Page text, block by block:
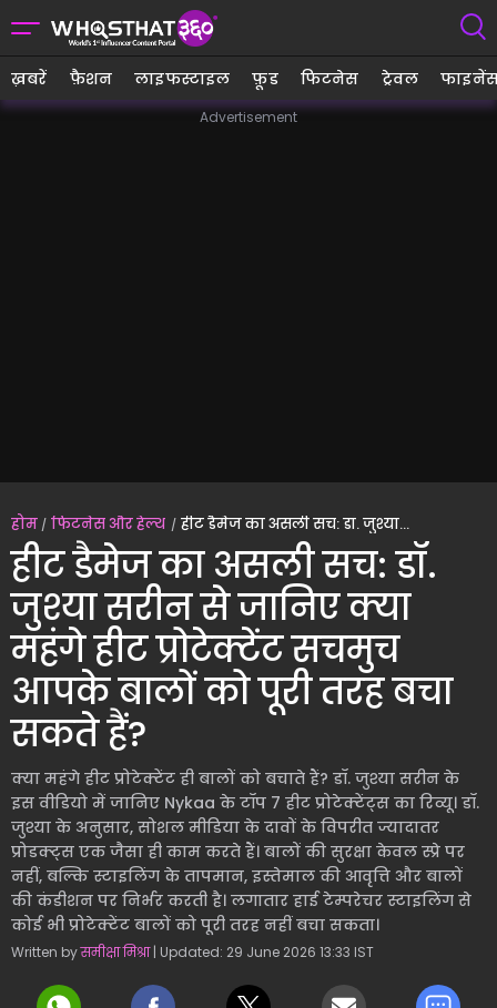
ख़बरें फ़ैशन लाइफस्टाइल फ़ूड फिटनेस ट्रेवल
Advertisement
होम फिटनेस और हेल्थ हीट डैमेज का असली सच: डॉ. जुश्या सरीन से जानिए क्या महंगे हीट प्रोटेक्टेंट सचमुच आपके बालों को पूरी तरह बचा सकते हैं?
हीट डैमेज का असली सच: डॉ.
जुश्या सरीन से जानिए क्या
महंगे हीट प्रोटेक्टेंट सचमुच
आपके बालों को पूरी तरह बचा
सकते हैं?
क्या महंगे हीट प्रोटेक्टेंट ही बालों को बचाते हैं? डॉ. जुश्या सरीन के
इस वीडियो में जानिए Nykaa के टॉप 7 हीट प्रोटेक्टेंट्स का रिव्यू। डॉ.
जुश्या के अनुसार, सोशल मीडिया के दावों के विपरीत ज्यादातर
प्रोडक्ट्स एक जैसा ही काम करते हैं। बालों की सुरक्षा केवल स्प्रे पर
नहीं, बल्कि स्टाइलिंग के तापमान, इस्तेमाल की आवृत्ति और बालों
की कंडीशन पर निर्भर करती है। लगातार हाई टेम्परेचर स्टाइलिंग से
कोई भी प्रोटेक्टेंट बालों को पूरी तरह नहीं बचा सकता।
Written byसमीक्षा मिश्रा| Updated: 29 June 2026 13:33 IST